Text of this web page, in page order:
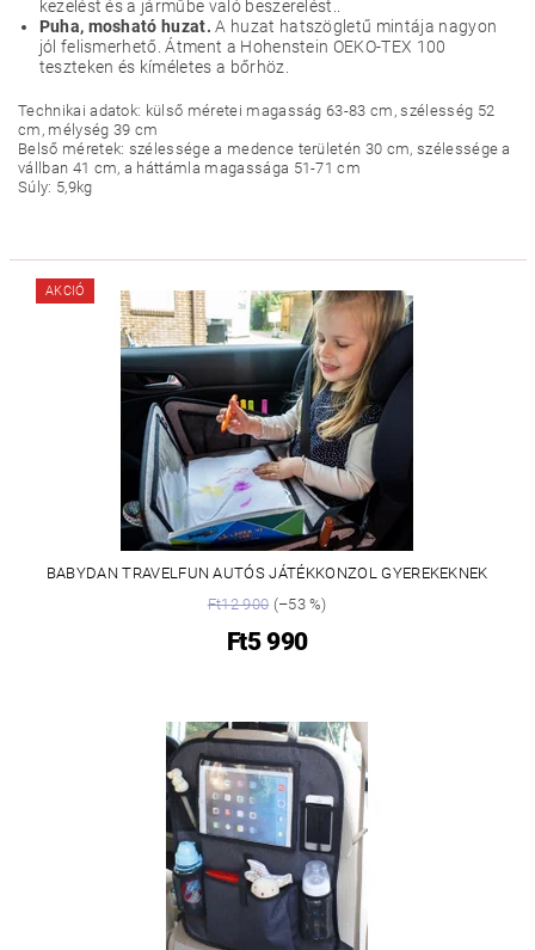
kezelést és a járműbe való beszerelést..
Puha, mosható huzat. A huzat hatszögletű mintája nagyon
jól felismerhető. Átment a Hohenstein OEKO-TEX 100
teszteken és kíméletes a bőrhöz.
Technikai adatok: külső méretei magasság 63-83 cm, szélesség 52
cm, mélység 39 cm
Belső méretek: szélessége a medence területén 30 cm, szélessége a
vállban 41 cm, a háttámla magassága 51-71 cm
Súly: 5,9kg
AKCIÓ
BABYDAN TRAVELFUN AUTÓS JÁTÉKKONZOL GYEREKEKNEK
Ft12 900(–53 %)
Ft5 990